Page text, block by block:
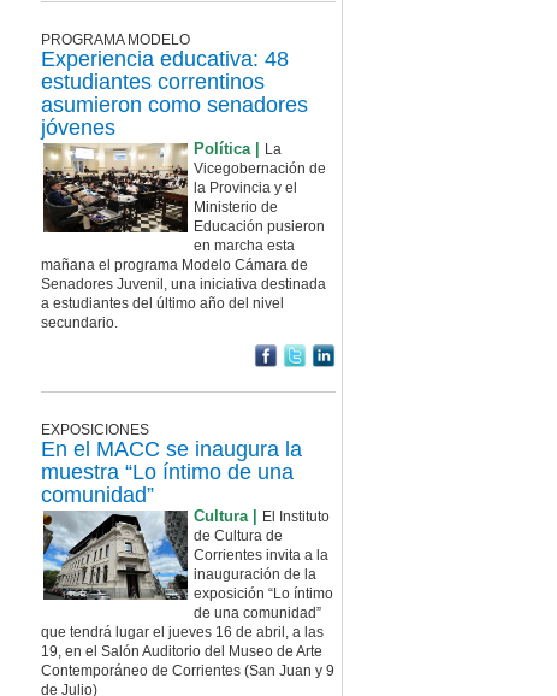
PROGRAMA MODELO
Experiencia educativa: 48
estudiantes correntinos
asumieron como senadores
jóvenes
Política |
La
Vicegobernación de
la Provincia y el
Ministerio de
Educación pusieron
en marcha esta
mañana el programa Modelo Cámara de
Senadores Juvenil, una iniciativa destinada
a estudiantes del último año del nivel
secundario.
EXPOSICIONES
En el MACC se inaugura la
muestra “Lo íntimo de una
comunidad”
Cultura |
El Instituto
de Cultura de
Corrientes invita a la
inauguración de la
exposición “Lo íntimo
de una comunidad”
que tendrá lugar el jueves 16 de abril, a las
19, en el Salón Auditorio del Museo de Arte
Contemporáneo de Corrientes (San Juan y 9
de Julio)